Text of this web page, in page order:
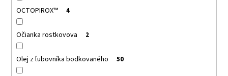
OCTOPIROX™ 4
Očianka rostkovova 2
Olej z ľubovníka bodkovaného 50